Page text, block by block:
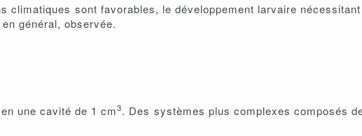
climatiques sont favorables, le développement larvaire
général, observée.
une cavité de 1 cm3. Des systèmes plus complexes composés